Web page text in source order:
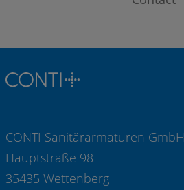
CONTI Sanitärarmaturen GmbH
Hauptstraße 98
35435 Wettenberg